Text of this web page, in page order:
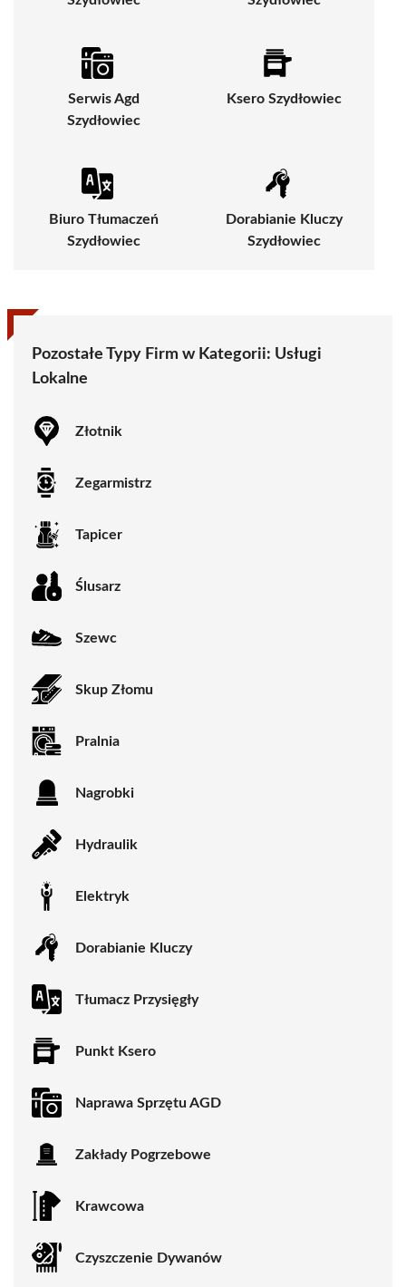
Serwis Agd
Szydłowiec
Ksero Szydłowiec
Biuro Tłumaczeń
Szydłowiec
Dorabianie Kluczy
Szydłowiec
Pozostałe Typy Firm w Kategorii: Usługi
Lokalne
Złotnik
Zegarmistrz
Tapicer
Ślusarz
Szewc
Skup Złomu
Pralnia
Nagrobki
Hydraulik
Elektryk
Dorabianie Kluczy
Tłumacz Przysięgły
Punkt Ksero
Naprawa Sprzętu AGD
Zakłady Pogrzebowe
Krawcowa
Czyszczenie Dywanów